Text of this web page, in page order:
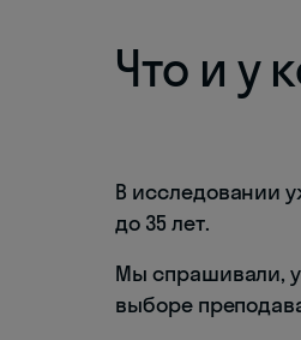
Что и у
В исследовании
до 35 лет.
Мы спрашивали,
выборе